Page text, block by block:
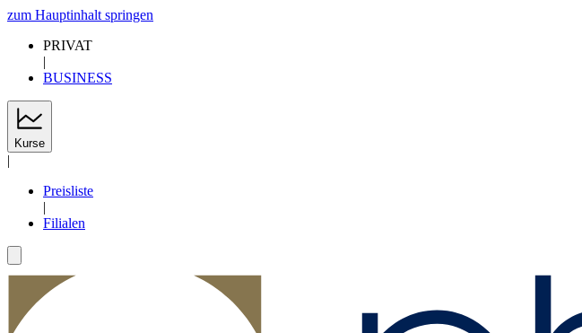
zum Hauptinhalt springen
PRIVAT
|
BUSINESS
Kurse
|
Preisliste
|
Filialen